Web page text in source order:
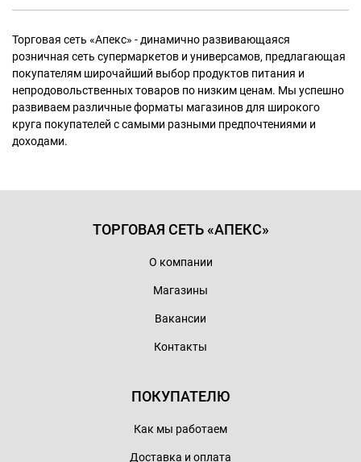
Торговая сеть «Апекс» - динамично развивающаяся
розничная сеть супермаркетов и универсамов, предлагающая
покупателям широчайший выбор продуктов питания и
непродовольственных товаров по низким ценам. Мы успешно
развиваем различные форматы магазинов для широкого
круга покупателей с самыми разными предпочтениями и
доходами.
ТОРГОВАЯ СЕТЬ «АПЕКС»
О компании
Магазины
Вакансии
Контакты
ПОКУПАТЕЛЮ
Как мы работаем
Доставка и оплата